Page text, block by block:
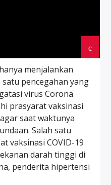
menjalankan
pencegahan yang
virus Corona
prasyarat vaksinasi
saat waktunya
Salah satu
vaksinasi COVID-19
darah tinggi di
penderita hipertensi